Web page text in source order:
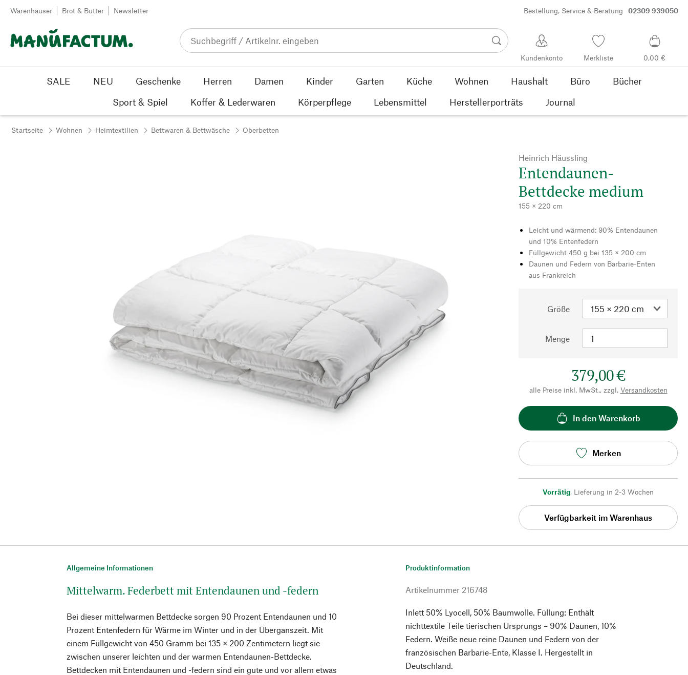
Zum Inhalt springen
Warenhäuser Brot & Butter Newsletter Bestellung, Service & Beratung 02309 939050
Kundenkonto Merkliste 0,00 €
SALE NEU Geschenke Herren Damen Kinder Garten Küche Wohnen Haushalt Büro
Bücher
Sport & Spiel
Koffer & Lederwaren Körperpflege Lebensmittel Herstellerporträts Journal
Startseite Wohnen Heimtextilien Bettwaren & Bettwäsche Oberbetten
Heinrich Häussling
Entendaunen-
Bettdecke medium
155 × 220 cm
Leicht und wärmend: 90% Entendaunen
und 10% Entenfedern
Füllgewicht 450 g bei 135 × 200 cm
Daunen und Federn von Barbarie-Enten
aus Frankreich
Größe
Menge
379,00 €
alle Preise inkl. MwSt., zzgl. Versandkosten
In den Warenkorb
Merken
Vorrätig, Lieferung in 2-3 Wochen
Verfügbarkeit im Warenhaus
Allgemeine Informationen
Mittelwarm. Federbett mit Entendaunen und -federn
Bei dieser mittelwarmen Bettdecke sorgen 90 Prozent Entendaunen und 10
Prozent Entenfedern für Wärme im Winter und in der Überganszeit. Mit
einem Füllgewicht von 450 Gramm bei 135 × 200 Zentimetern liegt sie
zwischen unserer leichten und der warmen Entendaunen-Bettdecke.
Bettdecken mit Entendaunen und -federn sind ein gute und vor allem etwas
Produktinformation
Artikelnummer 216748
Inlett 50% Lyocell, 50% Baumwolle. Füllung: Enthält
nichttextile Teile tierischen Ursprungs – 90% Daunen, 10%
Federn. Weiße neue reine Daunen und Federn von der
französischen Barbarie-Ente, Klasse I. Hergestellt in
Deutschland.